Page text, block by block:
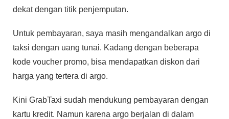
dekat dengan titik penjemputan.
Untuk pembayaran, saya masih mengandalkan argo di
taksi dengan uang tunai. Kadang dengan beberapa
kode voucher promo, bisa mendapatkan diskon dari
harga yang tertera di argo.
Kini GrabTaxi sudah mendukung pembayaran dengan
kartu kredit. Namun karena argo berjalan di dalam